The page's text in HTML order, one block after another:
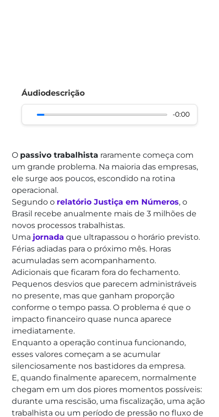
Áudiodescrição
-0:00
O passivo trabalhista raramente começa com
um grande problema. Na maioria das empresas,
ele surge aos poucos, escondido na rotina
operacional.
Segundo o relatório Justiça em Números, o
Brasil recebe anualmente mais de 3 milhões de
novos processos trabalhistas.
Uma jornada que ultrapassou o horário previsto.
Férias adiadas para o próximo mês. Horas
acumuladas sem acompanhamento.
Adicionais que ficaram fora do fechamento.
Pequenos desvios que parecem administráveis
no presente, mas que ganham proporção
conforme o tempo passa. O problema é que o
impacto financeiro quase nunca aparece
imediatamente.
Enquanto a operação continua funcionando,
esses valores começam a se acumular
silenciosamente nos bastidores da empresa.
E, quando finalmente aparecem, normalmente
chegam em um dos piores momentos possíveis:
durante uma rescisão, uma fiscalização, uma ação
trabalhista ou um período de pressão no fluxo de